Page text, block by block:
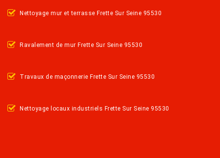
Nettoyage mur et terrasse Frette Sur Seine 95530
Ravalement de mur Frette Sur Seine 95530
Travaux de maçonnerie Frette Sur Seine 95530
Nettoyage locaux industriels Frette Sur Seine 95530